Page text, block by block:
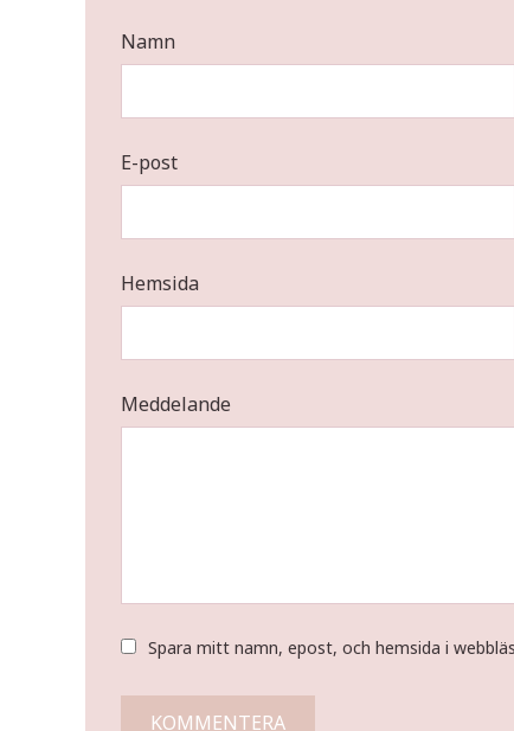
Namn
E-post
Hemsida
Meddelande
Spara mitt namn, epost, och hemsida i